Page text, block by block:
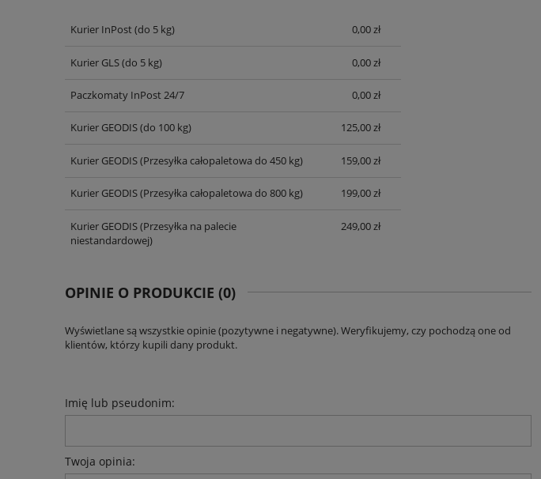
CENA NIE ZAWIERA EWENTUALNYCH
Kurier InPost(do 5 kg) 0,00 zł
Kurier GLS(do 5 kg) 0,00 zł
Paczkomaty InPost 24/7 0,00 zł
Kurier GEODIS(do 100 kg) 125,00 zł
Kurier GEODIS(Przesyłka całopaletowa do 450 kg) 159,00 zł
Kurier GEODIS(Przesyłka całopaletowa do 800 kg) 199,00 zł
Kurier GEODIS(Przesyłka na palecie
niestandardowej)
249,00 zł
OPINIE O PRODUKCIE (0)
Wyświetlane są wszystkie opinie (pozytywne i negatywne). Weryfikujemy, czy pochodzą one od
klientów, którzy kupili dany produkt.
Imię lub pseudonim:
Twoja opinia: